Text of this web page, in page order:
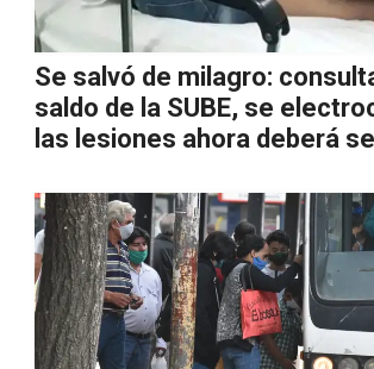
Se salvó de milagro:
saldo de la SUBE, se
las lesiones ahora deberá